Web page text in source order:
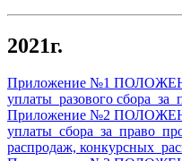
2021г.
Приложение №1
уплаты разового сбора за
Приложение №2
уплаты сбора за право
распродаж, конкурсных